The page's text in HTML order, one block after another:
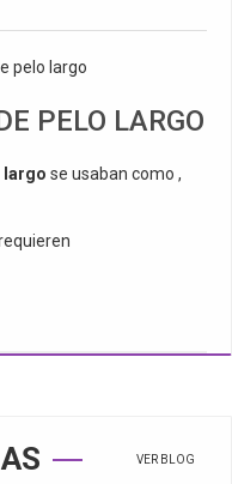
PELO LARGO
largo se usaban como ,
VER BLOG